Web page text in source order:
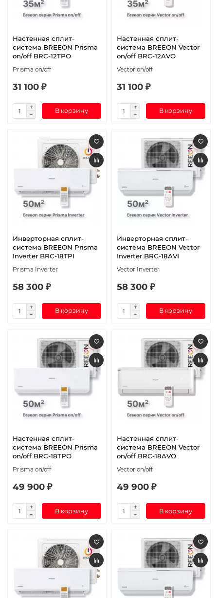
Настенная сплит-
система BREEON Prisma
on/off BRC-12TPO
Prisma on/off
31 100 ₽
В корзину
Настенная сплит-
система BREEON Vector
on/off BRC-12AVO
Vector on/off
31 100 ₽
В корзину
Инверторная сплит-
система BREEON Prisma
Inverter BRC-18TPI
Prisma Inverter
58 300 ₽
В корзину
Инверторная сплит-
система BREEON Vector
Inverter BRC-18AVI
Vector Inverter
58 300 ₽
В корзину
Настенная сплит-
система BREEON Prisma
on/off BRC-18TPO
Prisma on/off
49 900 ₽
В корзину
Настенная сплит-
система BREEON Vector
on/off BRC-18AVO
Vector on/off
49 900 ₽
В корзину